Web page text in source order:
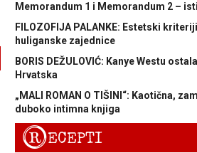
Memorandum 1 i Memorandum 2 – isti
FILOZOFIJA PALANKE: Estetski kriteriji
huliganske zajednice
BORIS DEŽULOVIĆ: Kanye Westu
Hrvatska
„MALI ROMAN O TIŠINI“: Kaotična,
duboko intimna knjiga
RECEPTI